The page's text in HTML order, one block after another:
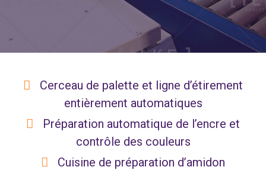
Cerceau de palette et ligne d’étirement
entièrement automatiques
Préparation automatique de l’encre et
contrôle des couleurs
Cuisine de préparation d’amidon